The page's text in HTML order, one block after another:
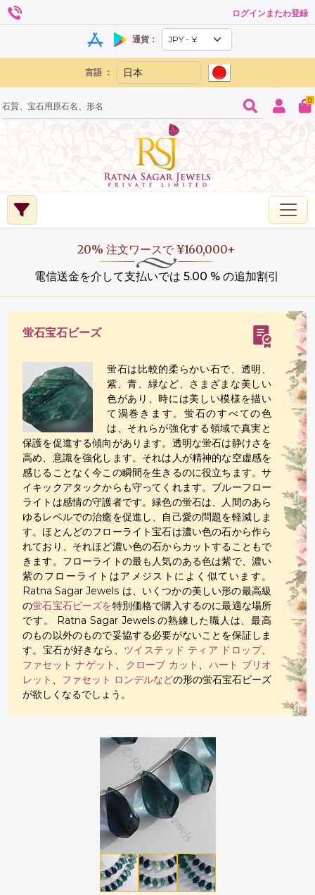
ログインまたわ登録
通貨：
言語 ：
0
20% 注文ワースで ¥160,000+
電信送金を介して支払いでは 5.00 % の追加割引
蛍石宝石ビーズ
蛍石は比較的柔らかい石で、透明、
紫、青、緑など、さまざまな美しい
色があり、時には美しい模様を描い
て渦巻きます。蛍石のすべての色
は、それらが強化する領域で真実と
保護を促進する傾向があります。透明な蛍石は静けさを
高め、意識を強化します。それは人が精神的な空虚感を
感じることなく今この瞬間を生きるのに役立ちます。サ
イキックアタックからも守ってくれます。ブルーフロー
ライトは感情の守護者です。緑色の蛍石は、人間のあら
ゆるレベルでの治癒を促進し、自己愛の問題を軽減しま
す。ほとんどのフローライト宝石は濃い色の石から作ら
れており、それほど濃い色の石からカットすることもで
きます。フローライトの最も人気のある色は紫で、濃い
紫のフローライトはアメジストによく似ています。
Ratna Sagar Jewels は、いくつかの美しい形の最高級
の蛍石宝石ビーズを特別価格で購入するのに最適な場所
です。 Ratna Sagar Jewels の熟練した職人は、最高
のもの以外のもので妥協する必要がないことを保証しま
す。宝石が好きなら、 ツイステッド ティア ドロップ、
ファセット ナゲット 、 クローブ カット 、 ハート ブリオ
レット 、 ファセット ロンデルなどの形の蛍石宝石ビーズ
が欲しくなるでしょう。